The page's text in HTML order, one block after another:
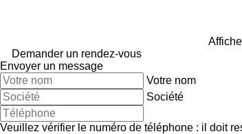
Demander un rendez-vous
Envoyer un message
Votre nom
Société
Veuillez vérifier le numéro de téléphone : il doit